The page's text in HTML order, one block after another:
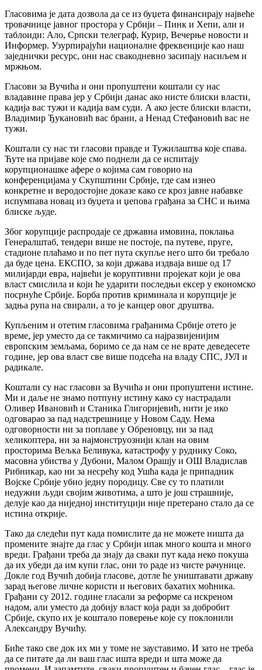
Гласовима је дата дозвола да се из буџета финансирају највеће
тровачнице јавног простора у Србији – Пинк и Хепи, али и
таблоиди: Ало, Српски телеграф, Курир, Вечерње новости и
Информер. Узурпирајући националне фреквенције као наш
заједнички ресурс, они нас свакодневно засипају насиљем и
мржњом.
Гласови за Вучића и они пропуштени коштали су нас
владавине права јер у Србији данас ако нисте блиски власти,
кадија вас тужи и кадија вам суди. А ако јесте блиски власти,
Владимир Ђукановић вас брани, а Ненад Стефановић вас не
тужи.
Коштали су нас ти гласови правде и Тужилаштва које спава.
Ћуте на пријаве које смо поднели да се испитају
корупционашке афере о којима сам говорио на
конференцијама у Скупштини Србије, где сам изнео
конкретне и веродостојне доказе како се кроз јавне набавке
испумпава новац из буџета и џепова грађана за СНС и њима
блиске људе.
Због корупције распродаје се државна имовина, поклања
Генералштаб, тендери више не постоје, па путеве, пруге,
стадионе плаћамо и по пет пута скупље него што би требало
да буде цена. ЕКСПО, за који држава издваја више од 17
милијарди евра, највећи је коруптивни пројекат који је ова
власт смислила и који ће ударити последњи ексер у економско
посрнуће Србије. Борба против криминала и корупције је
задња рупа на свирали, а то је канцер овог друштва.
Купљеним и отетим гласовима грађанима Србије отето је
време, јер уместо да се такмичимо са најразвијенијим
европским земљама, боримо се да нам се не врате деведесете
године, јер ова власт све више подсећа на владу СПС, ЈУЛ и
радикале.
Коштали су нас гласови за Вучића и они пропуштени истине.
Ми и даље не знамо потпуну истину како су настрадали
Оливер Ивановић и Станика Глигоријевић, нити је ико
одговарао за пад надстрешнице у Новом Саду. Нема
одговорности ни за поплаве у Обреновцу, ни за пад
хеликоптера, ни за најмонструознији клан на овим
просторима Вељка Беливука, катастрофу у руднику Соко,
масовна убиства у Дубони, Малом Орашју и ОШ Владислав
Рибникар, као ни за несрећу код Ушћа када је припадник
Војске Србије убио једну породицу. Све су то платили
недужни људи својим животима, а што је још страшније,
делује као да ниједној институцији није претерано стало да се
истина открије.
Тако да следећи пут када помислите да не можете ништа да
промените знајте да глас у Србији ипак много кошта и много
вреди. Грађани треба да знају да сваки пут када неко покуша
да их убеди да им купи глас, они то раде из чисте рачунице.
Докле год Вучић добија гласове, дотле ће уништавати државу
зарад његове личне користи и његових бахатих моћника.
Грађани су 2012. године гласали за реформе са искреном
надом, али уместо да добију власт која ради за добробит
Србије, скупо их је коштало поверење које су поклонили
Александру Вучићу.
Биће тако све док их ми у томе не зауставимо. И зато не треба
да се питате да ли ваш глас ишта вреди и шта може да